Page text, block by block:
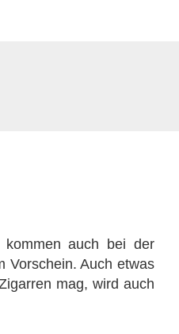
auch bei der
Vorschein. Auch etwas
mag, wird auch